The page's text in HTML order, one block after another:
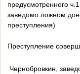
предусмотренного
заведомо ложном
преступления)
Преступление
Чернобровкин,